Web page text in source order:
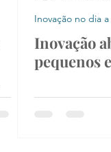
Inovação no dia
Inovação
pequenos